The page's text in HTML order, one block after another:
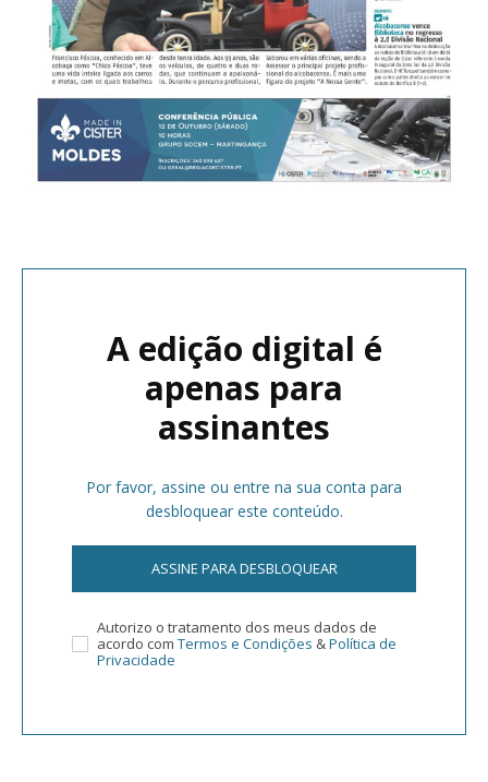
A edição digital é
apenas para
assinantes
Por favor, assine ou entre na sua conta para
desbloquear este conteúdo.
ASSINE PARA DESBLOQUEAR
Autorizo o tratamento dos meus dados de
acordo com Termos e Condições &Política de
Privacidade